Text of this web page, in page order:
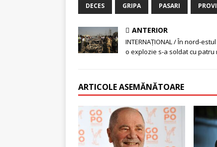
DECES GRIPA PASARI
ANTERIOR
INTERNAŢIONAL / În nord-
o explozie s-a soldat cu patru
ARTICOLE ASEMĂNĂTOARE